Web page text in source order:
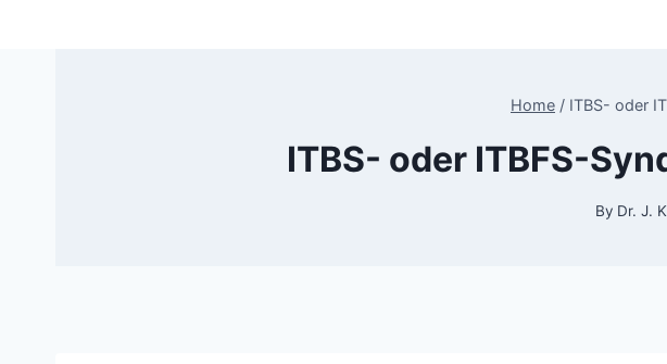
Home / ITBS- oder
ITBS- oder ITBFS-
By Dr. J.